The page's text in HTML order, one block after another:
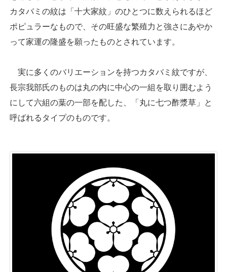
カタバミの紋は「十大家紋」のひとつに数えられるほど
ポピュラーなもので、その旺盛な繁殖力と強さにあやか
って家運の隆盛を願ったものとされています。
実に多くのバリエーションを持つカタバミ紋ですが、
長宗我部氏のものは丸の内に中心の一組を取り囲むよう
にして六組の葉の一部を配した、「丸に七つ酢漿草」と
呼ばれるタイプのものです。